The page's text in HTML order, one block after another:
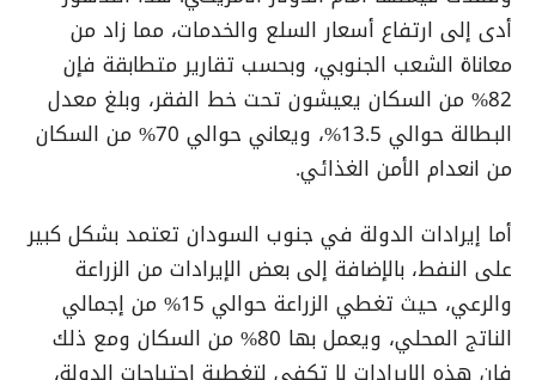
أدى إلى ارتفاع أسعار السلع والخدمات، مما زاد من
معاناة الشعب الجنوبي، وبحسب تقارير متطابقة فإن
82% من السكان يعيشون تحت خط الفقر، وبلغ معدل
البطالة حوالي 13.5%، ويعاني حوالي 70% من السكان
من انعدام الأمن الغذائي.
أما إيرادات الدولة في جنوب السودان تعتمد بشكل كبير
على النفط، بالإضافة إلى بعض الإيرادات من الزراعة
والرعي، حيث تغطي الزراعة حوالي 15% من إجمالي
الناتج المحلي، ويعمل بها 80% من السكان ومع ذلك